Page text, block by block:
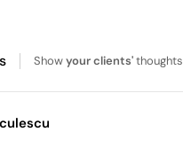
Showyour clients'thoughts